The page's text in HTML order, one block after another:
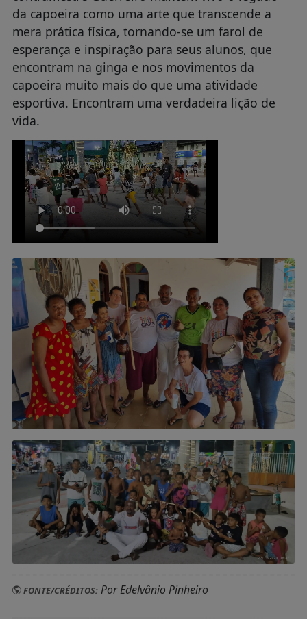
da capoeira como uma arte que transcende a
mera prática física, tornando-se um farol de
esperança e inspiração para seus alunos, que
encontram na ginga e nos movimentos da
capoeira muito mais do que uma atividade
esportiva. Encontram uma verdadeira lição de
vida.
FONTE/CRÉDITOS:Por Edelvânio Pinheiro